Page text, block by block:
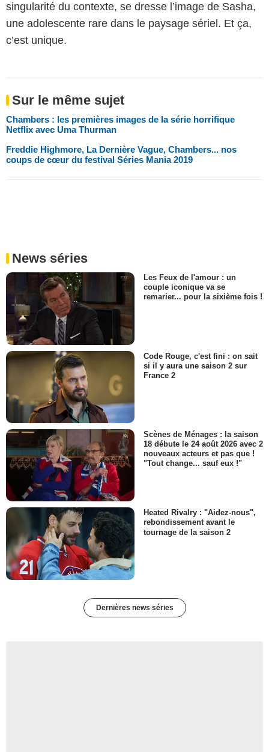
singularité du contexte, se dresse l’image de Sasha,
une adolescente rare dans le paysage sériel. Et ça,
c’est unique.
Sur le même sujet
Chambers : les premières images de la série horrifique
Netflix avec Uma Thurman
Freddie Highmore, La Dernière Vague, Chambers... nos
coups de cœur du festival Séries Mania 2019
News séries
Les Feux de l'amour : un
couple iconique va se
remarier... pour la sixième fois !
Code Rouge, c'est fini : on sait
si il y aura une saison 2 sur
France 2
Scènes de Ménages : la saison
18 débute le 24 août 2026 avec 2
nouveaux acteurs et pas que !
"Tout change... sauf eux !"
Heated Rivalry : "Aidez-nous",
rebondissement avant le
tournage de la saison 2
Dernières news séries